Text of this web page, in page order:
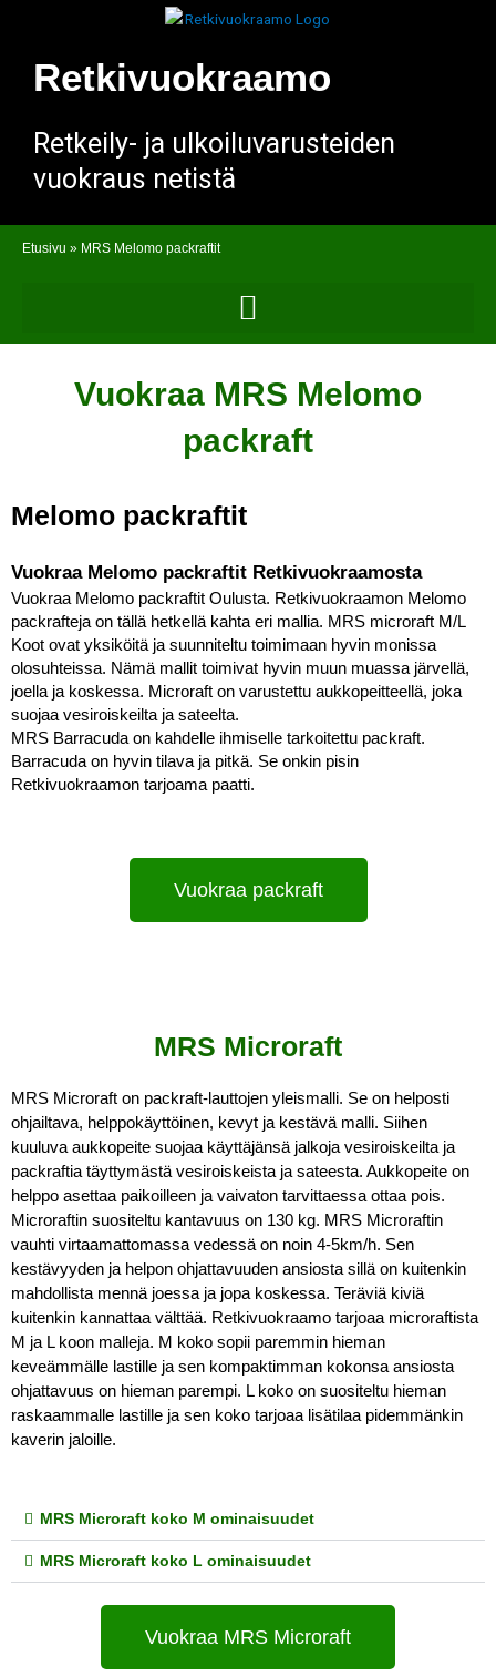
Retkivuokraamo
Retkeily- ja ulkoiluvarusteiden
vuokraus netistä
Etusivu » MRS Melomo packraftit
Vuokraa MRS Melomo
packraft
Melomo packraftit
Vuokraa Melomo packraftit Retkivuokraamosta
Vuokraa Melomo packraftit Oulusta. Retkivuokraamon Melomo
packrafteja on tällä hetkellä kahta eri mallia. MRS microraft M/L
Koot ovat yksiköitä ja suunniteltu toimimaan hyvin monissa
olosuhteissa. Nämä mallit toimivat hyvin muun muassa järvellä,
joella ja koskessa. Microraft on varustettu aukkopeitteellä, joka
suojaa vesiroiskeilta ja sateelta.
MRS Barracuda on kahdelle ihmiselle tarkoitettu packraft.
Barracuda on hyvin tilava ja pitkä. Se onkin pisin
Retkivuokraamon tarjoama paatti.
Vuokraa packraft
MRS Microraft
MRS Microraft on packraft-lauttojen yleismalli. Se on helposti
ohjailtava, helppokäyttöinen, kevyt ja kestävä malli. Siihen
kuuluva aukkopeite suojaa käyttäjänsä jalkoja vesiroiskeilta ja
packraftia täyttymästä vesiroiskeista ja sateesta. Aukkopeite on
helppo asettaa paikoilleen ja vaivaton tarvittaessa ottaa pois.
Microraftin suositeltu kantavuus on 130 kg. MRS Microraftin
vauhti virtaamattomassa vedessä on noin 4-5km/h. Sen
kestävyyden ja helpon ohjattavuuden ansiosta sillä on kuitenkin
mahdollista mennä joessa ja jopa koskessa. Teräviä kiviä
kuitenkin kannattaa välttää. Retkivuokraamo tarjoaa microraftista
M ja L koon malleja. M koko sopii paremmin hieman
keveämmälle lastille ja sen kompaktimman kokonsa ansiosta
ohjattavuus on hieman parempi. L koko on suositeltu hieman
raskaammalle lastille ja sen koko tarjoaa lisätilaa pidemmänkin
kaverin jaloille.
MRS Microraft koko M ominaisuudet
MRS Microraft koko L ominaisuudet
Vuokraa MRS Microraft